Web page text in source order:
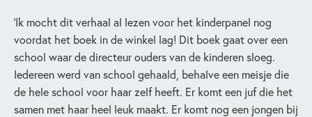
‘Ik mocht dit verhaal al lezen voor het kinderpanel nog
voordat het boek in de winkel lag! Dit boek gaat over een
school waar de directeur ouders van de kinderen sloeg.
Iedereen werd van school gehaald, behalve een meisje die
de hele school voor haar zelf heeft. Er komt een juf die het
samen met haar heel leuk maakt. Er komt nog een jongen bij